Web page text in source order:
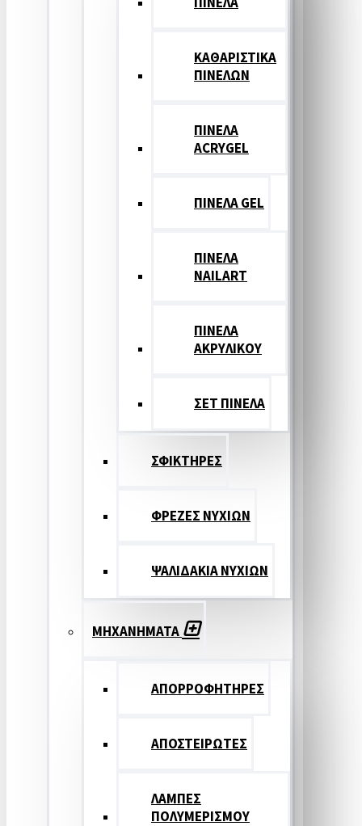
ΚΑΘΑΡΙΣΤΙΚΑ
ΠΙΝΕΛΩΝ
ΠΙΝΕΛΑ
ACRYGEL
ΠΙΝΕΛΑ GEL
ΠΙΝΕΛΑ
NAILART
ΠΙΝΕΛΑ
ΑΚΡΥΛΙΚΟΥ
ΣΕΤ ΠΙΝΕΛA
ΣΦΙΚΤΗΡΕΣ
ΦΡΕΖΕΣ ΝΥΧΙΩΝ
ΨΑΛΙΔΑΚΙΑ ΝΥΧΙΩΝ
ΜΗΧΑΝΗΜΑΤΑ
ΑΠΟΡΡΟΦΗΤΗΡΕΣ
ΑΠΟΣΤΕΙΡΩΤΕΣ
ΛΑΜΠΕΣ
ΠΟΛΥΜΕΡΙΣΜΟΥ